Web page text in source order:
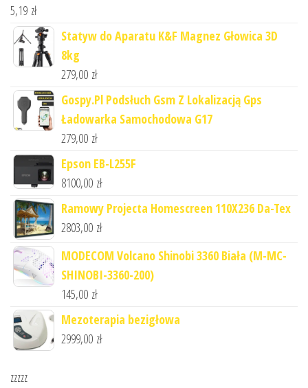
5,19 zł
Statyw do Aparatu K&F Magnez Głowica 3D
8kg
279,00 zł
Gospy.Pl Podsłuch Gsm Z Lokalizacją Gps
Ładowarka Samochodowa G17
279,00 zł
Epson EB-L255F
8100,00 zł
Ramowy Projecta Homescreen 110X236 Da-Tex
2803,00 zł
MODECOM Volcano Shinobi 3360 Biała (M-MC-
SHINOBI-3360-200)
145,00 zł
Mezoterapia bezigłowa
2999,00 zł
zzzzz